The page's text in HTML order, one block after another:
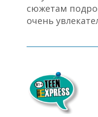
сюжетам
очень